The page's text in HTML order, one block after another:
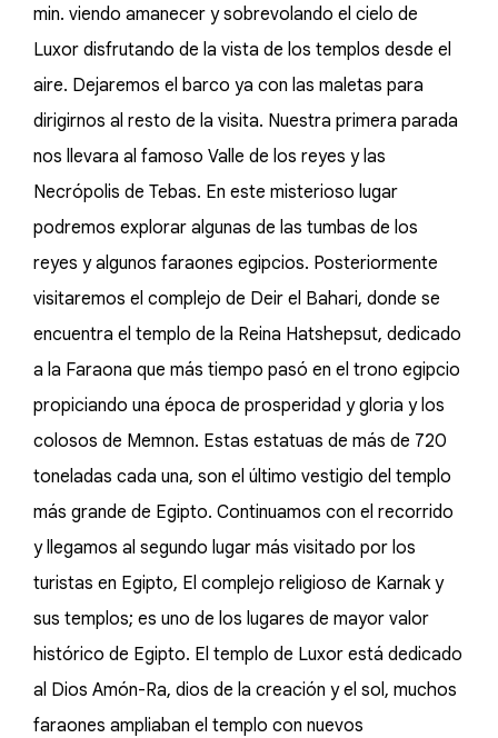
min. viendo amanecer y sobrevolando el cielo de
Luxor disfrutando de la vista de los templos desde el
aire. Dejaremos el barco ya con las maletas para
dirigirnos al resto de la visita. Nuestra primera parada
nos llevara al famoso Valle de los reyes y las
Necrópolis de Tebas. En este misterioso lugar
podremos explorar algunas de las tumbas de los
reyes y algunos faraones egipcios. Posteriormente
visitaremos el complejo de Deir el Bahari, donde se
encuentra el templo de la Reina Hatshepsut, dedicado
a la Faraona que más tiempo pasó en el trono egipcio
propiciando una época de prosperidad y gloria y los
colosos de Memnon. Estas estatuas de más de 720
toneladas cada una, son el último vestigio del templo
más grande de Egipto. Continuamos con el recorrido
y llegamos al segundo lugar más visitado por los
turistas en Egipto, El complejo religioso de Karnak y
sus templos; es uno de los lugares de mayor valor
histórico de Egipto. El templo de Luxor está dedicado
al Dios Amón-Ra, dios de la creación y el sol, muchos
faraones ampliaban el templo con nuevos